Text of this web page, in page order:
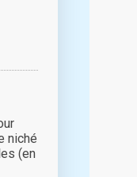
niché
(en